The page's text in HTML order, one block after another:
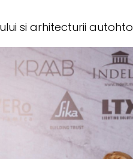
si arhitecturii